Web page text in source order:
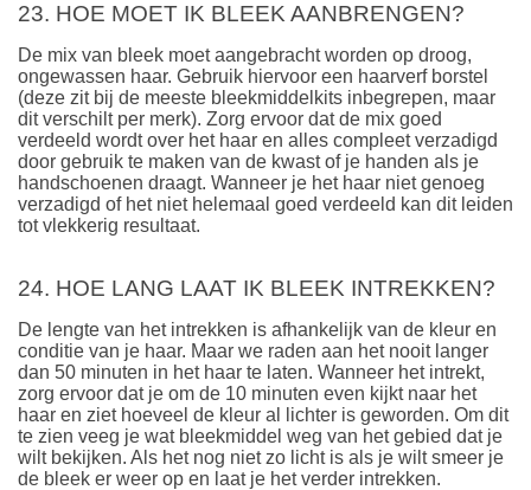
23. HOE MOET IK BLEEK AANBRENGEN?
De mix van bleek moet aangebracht worden op droog,
ongewassen haar. Gebruik hiervoor een haarverf borstel
(deze zit bij de meeste bleekmiddelkits inbegrepen, maar
dit verschilt per merk). Zorg ervoor dat de mix goed
verdeeld wordt over het haar en alles compleet verzadigd
door gebruik te maken van de kwast of je handen als je
handschoenen draagt. Wanneer je het haar niet genoeg
verzadigd of het niet helemaal goed verdeeld kan dit leiden
tot vlekkerig resultaat.
24. HOE LANG LAAT IK BLEEK INTREKKEN?
De lengte van het intrekken is afhankelijk van de kleur en
conditie van je haar. Maar we raden aan het nooit langer
dan 50 minuten in het haar te laten. Wanneer het intrekt,
zorg ervoor dat je om de 10 minuten even kijkt naar het
haar en ziet hoeveel de kleur al lichter is geworden. Om dit
te zien veeg je wat bleekmiddel weg van het gebied dat je
wilt bekijken. Als het nog niet zo licht is als je wilt smeer je
de bleek er weer op en laat je het verder intrekken.